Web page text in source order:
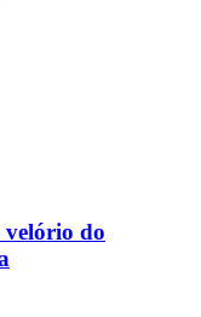
velório do